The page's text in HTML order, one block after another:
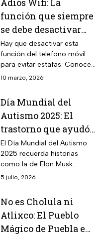
comunes.
Adiós Wifi: La
función que siempre
se debe desactivar
del teléfono para
evitar peligros y
estafas
Hay que desactivar esta
función del teléfono móvil
para evitar estafas. Conoce
por qué mantener el WiFi
10 marzo, 2026
Día Mundial del
Autismo 2025: El
trastorno que ayudó
a Elon Musk a ser
uno de los hombres
más ricos del mundo
El Día Mundial del Autismo
2025 recuerda historias
como la de Elon Musk
diagnosticado con Asperger;
ricos.
5 julio, 2026
No es Cholula ni
Atlixco: El Pueblo
Mágico de Puebla en